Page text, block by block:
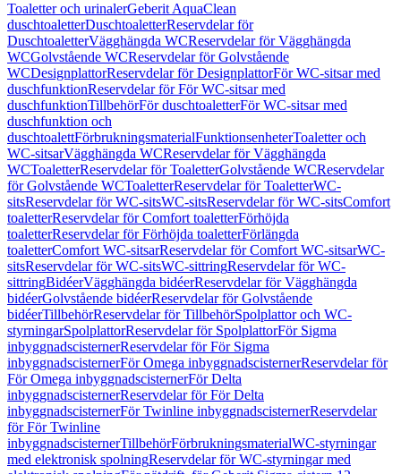
Toaletter och urinalerGeberit AquaClean
duschtoaletterDuschtoaletterReservdelar för
DuschtoaletterVägghängda WCReservdelar för Vägghängda
WCGolvstående WCReservdelar för Golvstående
WCDesignplattorReservdelar för DesignplattorFör WC-sitsar med
duschfunktionReservdelar för För WC-sitsar med
duschfunktionTillbehörFör duschtoaletterFör WC-sitsar med
duschfunktion och
duschtoalettFörbrukningsmaterialFunktionsenheterToaletter och
WC-sitsarVägghängda WCReservdelar för Vägghängda
WCToaletterReservdelar för ToaletterGolvstående WCReservdelar
för Golvstående WCToaletterReservdelar för ToaletterWC-
sitsReservdelar för WC-sitsWC-sitsReservdelar för WC-sitsComfort
toaletterReservdelar för Comfort toaletterFörhöjda
toaletterReservdelar för Förhöjda toaletterFörlängda
toaletterComfort WC-sitsarReservdelar för Comfort WC-sitsarWC-
sitsReservdelar för WC-sitsWC-sittringReservdelar för WC-
sittringBidéerVägghängda bidéerReservdelar för Vägghängda
bidéerGolvstående bidéerReservdelar för Golvstående
bidéerTillbehörReservdelar för TillbehörSpolplattor och WC-
styrningarSpolplattorReservdelar för SpolplattorFör Sigma
inbyggnadscisternerReservdelar för För Sigma
inbyggnadscisternerFör Omega inbyggnadscisternerReservdelar för
För Omega inbyggnadscisternerFör Delta
inbyggnadscisternerReservdelar för För Delta
inbyggnadscisternerFör Twinline inbyggnadscisternerReservdelar
för För Twinline
inbyggnadscisternerTillbehörFörbrukningsmaterialWC-styrningar
med elektronisk spolningReservdelar för WC-styrningar med